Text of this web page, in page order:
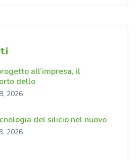
all’impresa, il
dello
2026
del silicio nel nuovo
2026